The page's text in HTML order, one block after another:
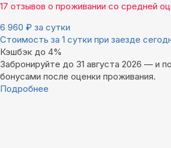
17 отзывов о проживании со средней
6 960 ₽ за сутки
Стоимость за 1 сутки при заезде
Кэшбэк до 4%
Забронируйте до 31 августа 2026 — и
бонусами после оценки проживания.
Подробнее